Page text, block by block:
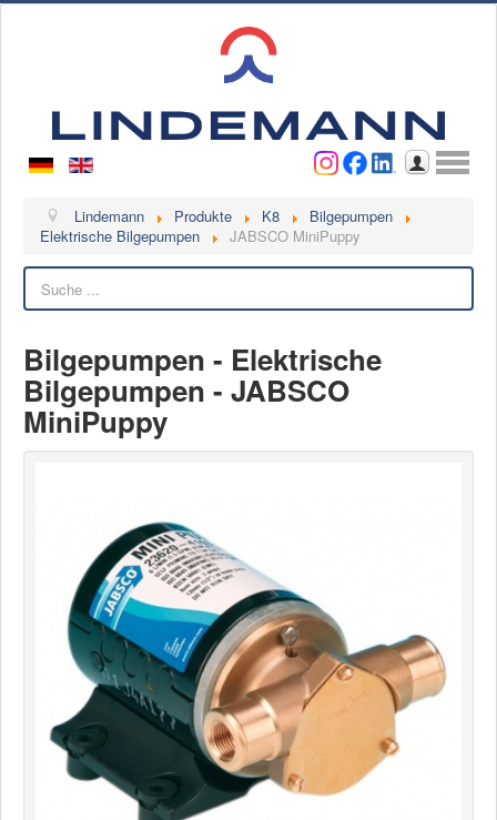
Benutzername
Lindemann
Ansprechpartner
Videos
Kontakt
Ansprechpartner
Kontaktformular
Produkte
Produkte
Neuheiten
Katalogcenter
Kataloge bestellen
Händler
MyLindemann
Lindemann Produkte K8
Bilgepumpen
Elektrische Bilgepumpen
JABSCO MiniPuppy
Bilgepumpen - Elektrische
Bilgepumpen - JABSCO
MiniPuppy